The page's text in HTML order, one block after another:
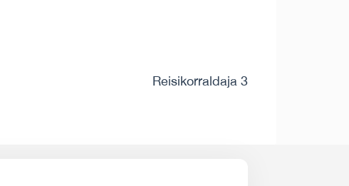
Reisikorraldaja 3